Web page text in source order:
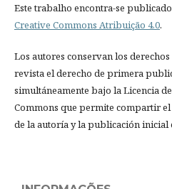
Este trabalho encontra-se
Creative Commons Atribuição 4.0.
Los autores conservan los
revista el derecho de primera
simultáneamente bajo la Licencia
Commons que permite compartir
de la autoría y la publicación inicial